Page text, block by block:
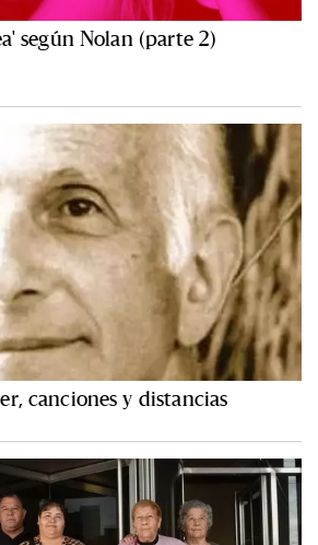
según Nolan (parte 2)
canciones y distancias